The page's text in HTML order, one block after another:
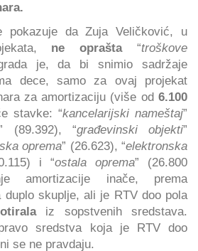
pokazuje da Zuja Veličković, u
ne oprašta“troškove
je, da bi snimio sadržaje
dece, samo za ovaj projekat
za amortizaciju (više od6.100
stavke: “kancelarijski nameštaj”
(89.392), “građevinski objekti”
oprema” (26.623), “elektronska
i “ostala oprema” (26.800
amortizacije inače, prema
duplo skuplje, ali je RTV doo pola
iz sopstvenih sredstava.
sredstva koja je RTV doo
se ne pravdaju.